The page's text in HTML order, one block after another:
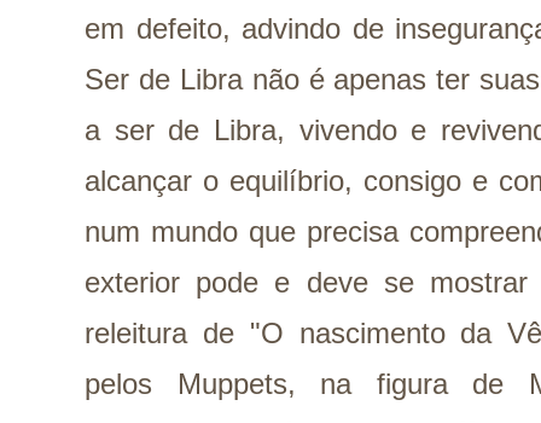
em defeito, advindo de
Ser de Libra não é apenas ter
a ser de Libra, vivendo e
alcançar o equilíbrio, consigo e
num mundo que precisa
exterior pode e deve se
releitura de "O nascimento da
pelos Muppets, na figura de